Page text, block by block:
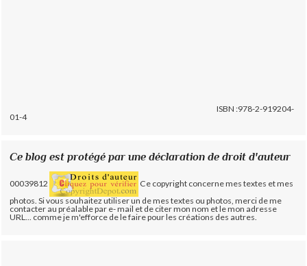
ISBN :978-2-919204-
01-4
Ce blog est protégé par une déclaration de droit d'auteur
00039812
Ce copyright concerne mes textes et mes
photos. Si vous souhaitez utiliser un de mes textes ou photos, merci de me
contacter au préalable par e- mail et de citer mon nom et le mon adresse
URL... comme je m'efforce de le faire pour les créations des autres.